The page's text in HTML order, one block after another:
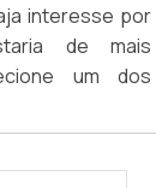
interesse por
de mais
um dos